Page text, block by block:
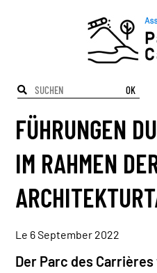
OK
FÜHRUNGEN
IM RAHMEN
Le 6 September 2022
Der Parc des